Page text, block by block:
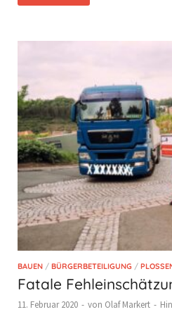
BAUEN / BÜRGERBETEILIGUNG /
Fatale
11. Februar 2020 - von Olaf Markert -